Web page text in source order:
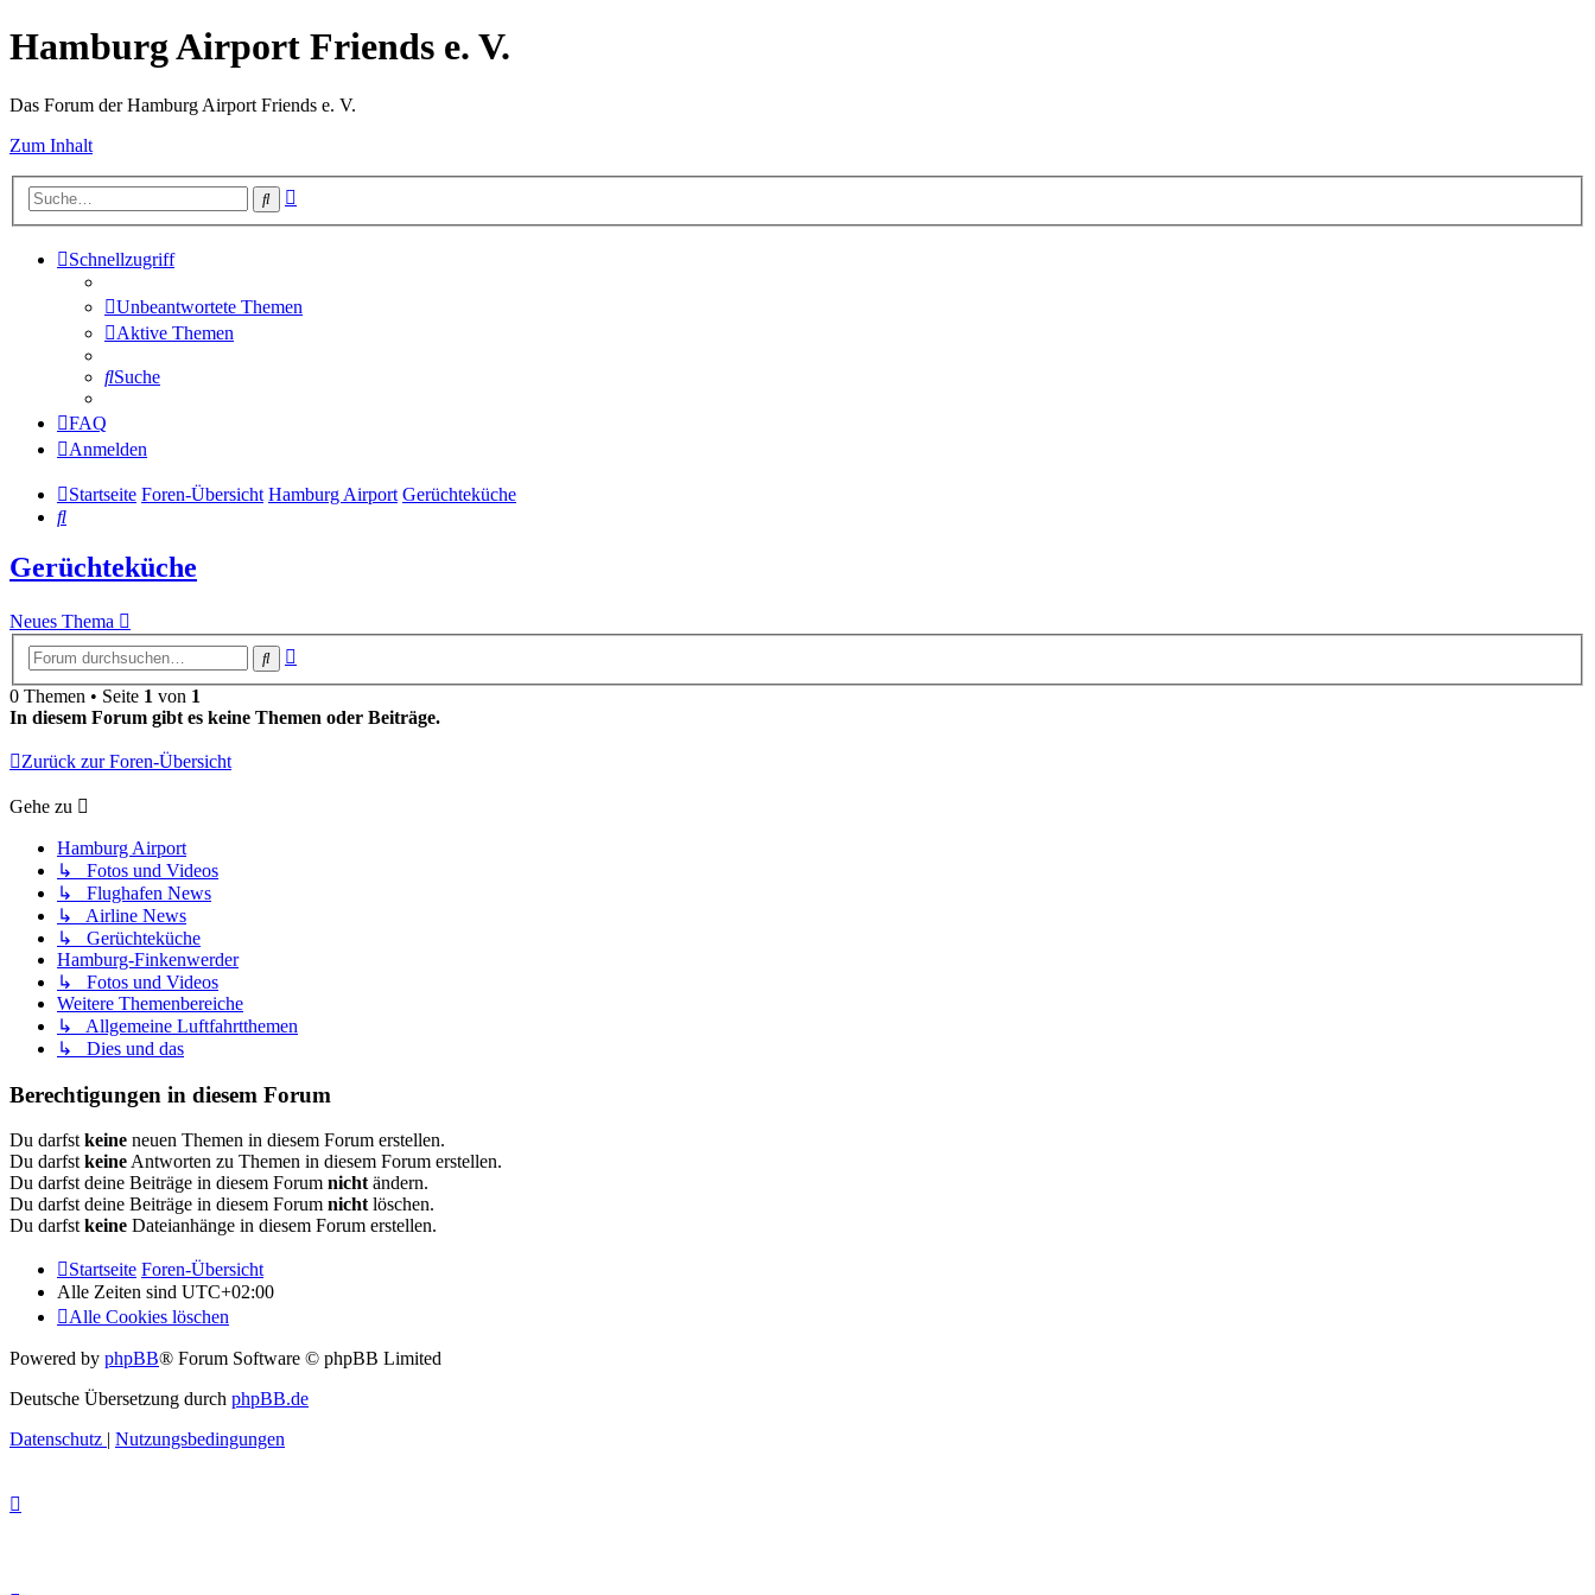
Hamburg Airport Friends e. V.
Das Forum der Hamburg Airport Friends e. V.
Zum Inhalt
Suche
Schnellzugriff
Unbeantwortete Themen
Aktive Themen
Suche
FAQ
Anmelden
Startseite Foren-Übersicht Hamburg Airport Gerüchteküche
Suche
Gerüchteküche
Neues Thema
Suche
0 Themen • Seite 1 von 1
In diesem Forum gibt es keine Themen oder Beiträge.
Zurück zur Foren-Übersicht
Gehe zu
Hamburg Airport
↳ Fotos und Videos
↳ Flughafen News
↳ Airline News
↳ Gerüchteküche
Hamburg-Finkenwerder
↳ Fotos und Videos
Weitere Themenbereiche
↳ Allgemeine Luftfahrtthemen
↳ Dies und das
Berechtigungen in diesem Forum
Du darfst keine neuen Themen in diesem Forum erstellen.
Du darfst keine Antworten zu Themen in diesem Forum erstellen.
Du darfst deine Beiträge in diesem Forum nicht ändern.
Du darfst deine Beiträge in diesem Forum nicht löschen.
Du darfst keine Dateianhänge in diesem Forum erstellen.
Startseite Foren-Übersicht
Alle Zeiten sind UTC+02:00
Alle Cookies löschen
Powered by phpBB® Forum Software © phpBB Limited
Deutsche Übersetzung durch phpBB.de
Datenschutz | Nutzungsbedingungen